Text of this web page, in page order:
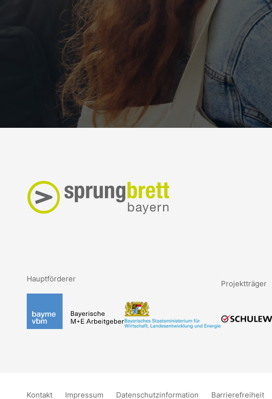
Hauptförderer
Projektträger
Kontakt Impressum Datenschutzinformation Barrierefreiheit